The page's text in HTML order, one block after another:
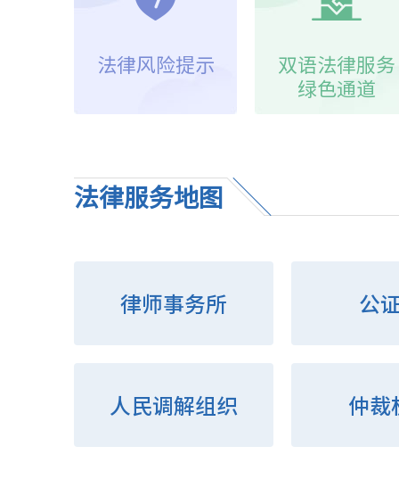
法律风险提示
双语法律服务
绿色通道
法律服务地图
律师事务所 公
人民调解组织 仲裁